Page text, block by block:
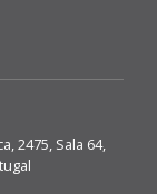
2475, Sala 64,